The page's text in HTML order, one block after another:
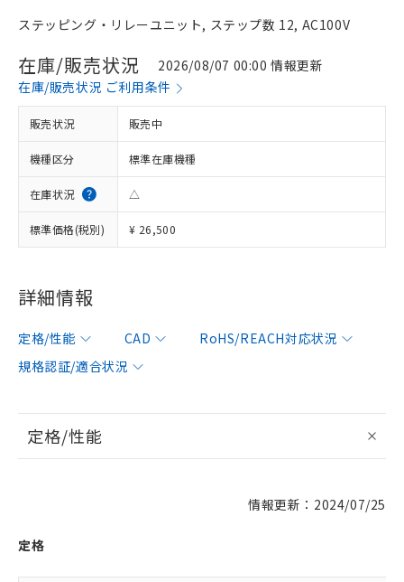
ステッピング・リレーユニット, ステップ数 12, AC100V
在庫/販売状況
2026/08/07 00:00 情報更新
在庫/販売状況 ご利用条件
販売状況 販売中
機種区分 標準在庫機種
在庫状況 △
標準価格(税別) ¥ 26,500
詳細情報
定格/性能 CAD
RoHS/REACH対応状況
規格認証/適合状況
定格/性能
情報更新：2024/07/25
定格